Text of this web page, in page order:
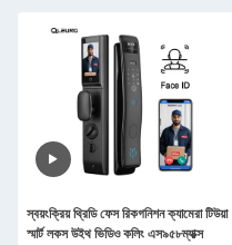
স্বয়ংক্রিয় থ্রিডি ফেস রিকগনিশন ক্যামেরা টিউয়া
স্মার্ট লকস উইথ ভিডিও কলিং এস৯৫৮ম্যাক্স